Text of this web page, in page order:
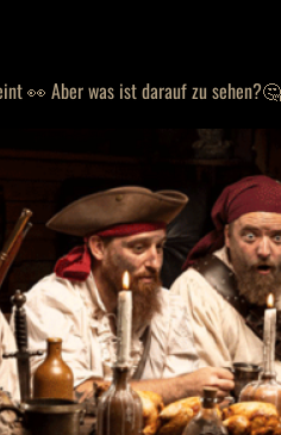
👀 Aber was ist darauf zu sehen?🤔